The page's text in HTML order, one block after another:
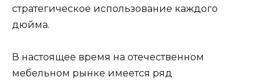
стратегическое использование каждого
дюйма.
В настоящее время на отечественном
мебельном рынке имеется ряд